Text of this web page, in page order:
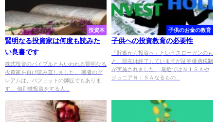
投資本
賢明なる投資家は何度も読みた
い良書です
株式投資のバイブルともいわれる賢明なる
投資家を再び読み直しました。 著者のグ
レアムは、バフェットの師匠でもありま
す。 個別株投資をする人...
子供のお金の教育
子供への投資教育の必要性
「貯蓄から投資へ」というスローガンのも
と、現在は終了していますが証券優遇税制
が実施されました。 最近ではＮＩＳＡや
ジュニアＮＩＳＡなるもの...